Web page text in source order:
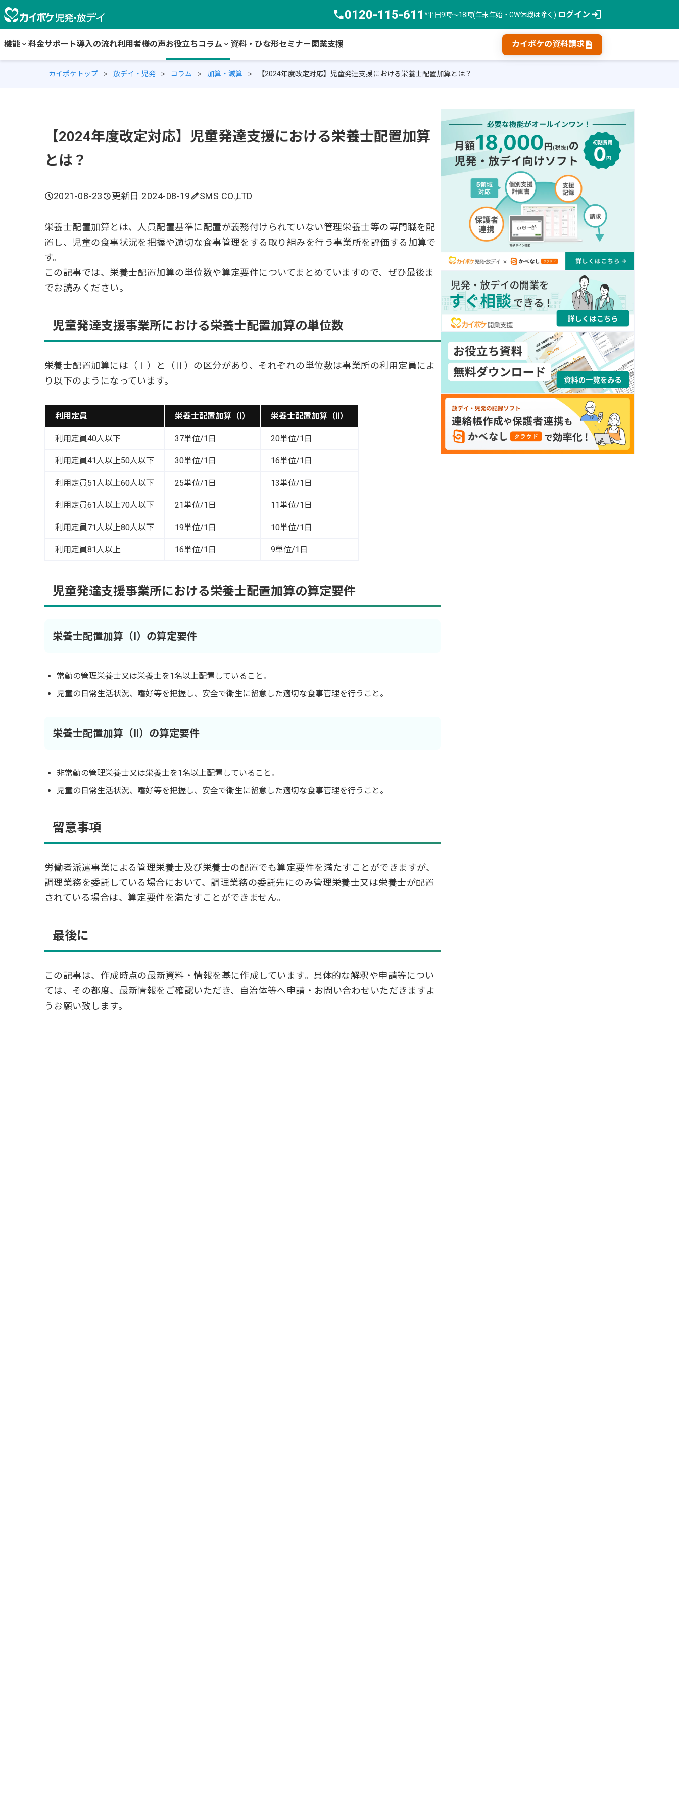
call0120-115-611 *平日9時〜18時(年末年始・GW休暇は除く) ログイン login
機能 keyboard_arrow_down 料金サポート導入の流れ利用者様の声お役立ちコラム keyboard_arrow_down 資料・ひな形セミナー 開業支援 カイポケの資料請求description
カイポケトップ 放デイ・児発 コラム 加算・減算 【2024年度改定対応】児童発達支援における栄養士配置加算とは？
【2024年度改定対応】児童発達支援における栄養士配置加算
とは？
schedule2021-08-23history更新日 2024-08-19editSMS CO.,LTD
栄養士配置加算とは、人員配置基準に配置が義務付けられていない管理栄養士等の専門職を配
置し、児童の食事状況を把握や適切な食事管理をする取り組みを行う事業所を評価する加算で
す。
この記事では、栄養士配置加算の単位数や算定要件についてまとめていますので、ぜひ最後ま
でお読みください。
児童発達支援事業所における栄養士配置加算の単位数
栄養士配置加算には（Ⅰ）と（Ⅱ）の区分があり、それぞれの単位数は事業所の利用定員によ
り以下のようになっています。
利用定員 栄養士配置加算（Ⅰ） 栄養士配置加算（Ⅱ）
利用定員40人以下 37単位/1日 20単位/1日
利用定員41人以上50人以下 30単位/1日 16単位/1日
利用定員51人以上60人以下 25単位/1日 13単位/1日
利用定員61人以上70人以下 21単位/1日 11単位/1日
利用定員71人以上80人以下 19単位/1日 10単位/1日
利用定員81人以上 16単位/1日 9単位/1日
児童発達支援事業所における栄養士配置加算の算定要件
栄養士配置加算（Ⅰ）の算定要件
常勤の管理栄養士又は栄養士を1名以上配置していること。
児童の日常生活状況、嗜好等を把握し、安全で衛生に留意した適切な食事管理を行うこと。
栄養士配置加算（Ⅱ）の算定要件
非常勤の管理栄養士又は栄養士を1名以上配置していること。
児童の日常生活状況、嗜好等を把握し、安全で衛生に留意した適切な食事管理を行うこと。
留意事項
労働者派遣事業による管理栄養士及び栄養士の配置でも算定要件を満たすことができますが、
調理業務を委託している場合において、調理業務の委託先にのみ管理栄養士又は栄養士が配置
されている場合は、算定要件を満たすことができません。
最後に
この記事は、作成時点の最新資料・情報を基に作成しています。具体的な解釈や申請等につい
ては、その都度、最新情報をご確認いただき、自治体等へ申請・お問い合わせいただきますよ
うお願い致します。